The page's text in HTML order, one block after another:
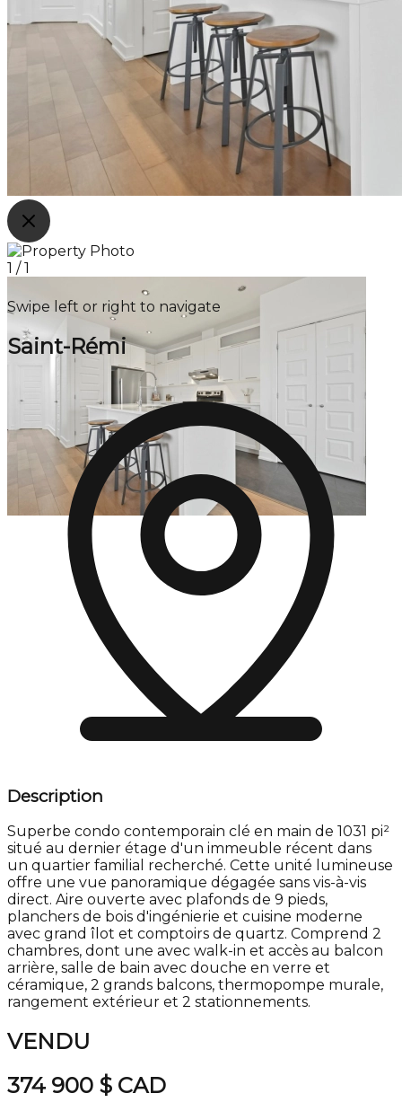
1 /1
Swipe left or right to navigate
Saint-Rémi
Description
Superbe condo contemporain clé en main de 1031 pi²
situé au dernier étage d'un immeuble récent dans
un quartier familial recherché. Cette unité lumineuse
offre une vue panoramique dégagée sans vis-à-vis
direct. Aire ouverte avec plafonds de 9 pieds,
planchers de bois d'ingénierie et cuisine moderne
avec grand îlot et comptoirs de quartz. Comprend 2
chambres, dont une avec walk-in et accès au balcon
arrière, salle de bain avec douche en verre et
céramique, 2 grands balcons, thermopompe murale,
rangement extérieur et 2 stationnements.
VENDU
374 900 $ CAD